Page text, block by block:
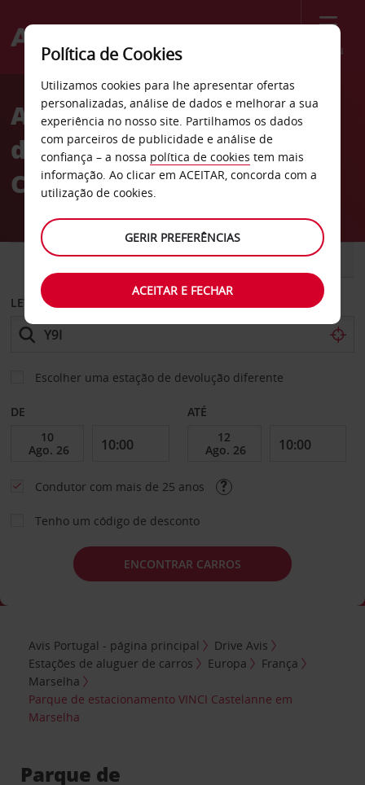
Menu
Welcome
AvisAluguer de carros Parque
de estacionamento VINCI
Castelanne em Marselha
CARRO COMERCIAIS
LEVANTAR EM
Escolher uma estação de devolução diferente
DE ATÉ
Condutor com mais de 25 anos
Tenho um código de desconto
ENCONTRAR CARROS
Avis Portugal - página principal
Drive Avis
Estações de aluguer de carros
Europa
França
Marselha
Parque de estacionamento VINCI Castelanne em
Marselha
Parque de
Política de Cookies
Utilizamos cookies para lhe apresentar ofertas
personalizadas, análise de dados e melhorar a sua
experiência no nosso site. Partilhamos os dados
com parceiros de publicidade e análise de
confiança – a nossa política de cookies tem mais
informação. Ao clicar em ACEITAR, concorda com a
utilização de cookies.
GERIR PREFERÊNCIAS
ACEITAR E FECHAR